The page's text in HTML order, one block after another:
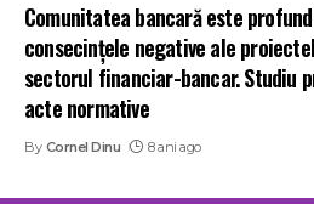
Comunitatea bancară este
consecințele negative ale
sectorul financiar-bancar. Studiu
acte normative
By Cornel Dinu 8 ani ago